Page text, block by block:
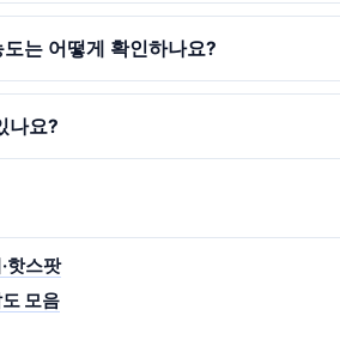
는 어떻게 확인하나요?
나요?
핫스팟
모음